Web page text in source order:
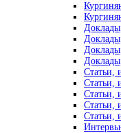
Статьи,
Статьи,
Статьи,
Статьи,
Статьи,